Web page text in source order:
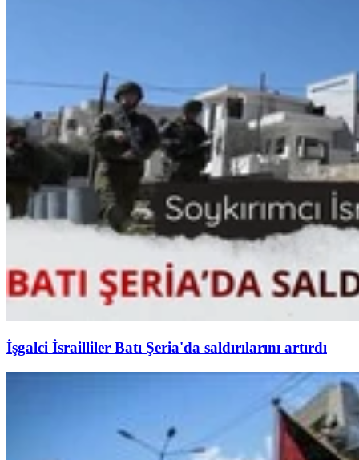
İşgalci İsrailliler Batı Şeria'da saldırılarını artırdı